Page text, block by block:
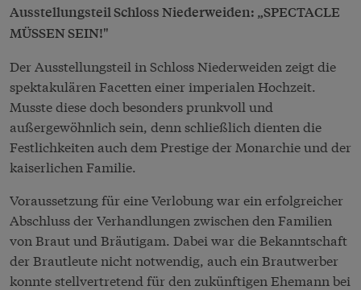
Ausstellungsteil Schloss Niederweiden: „SPECTACLE
MÜSSEN SEIN!"
Der Ausstellungsteil in Schloss Niederweiden zeigt die
spektakulären Facetten einer imperialen Hochzeit.
Musste diese doch besonders prunkvoll und
außergewöhnlich sein, denn schließlich dienten die
Festlichkeiten auch dem Prestige der Monarchie und der
kaiserlichen Familie.
Voraussetzung für eine Verlobung war ein erfolgreicher
Abschluss der Verhandlungen zwischen den Familien
von Braut und Bräutigam. Dabei war die Bekanntschaft
der Brautleute nicht notwendig, auch ein Brautwerber
konnte stellvertretend für den zukünftigen Ehemann bei